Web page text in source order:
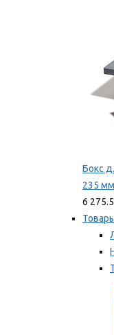
Бокс
235 мм
6
Мы